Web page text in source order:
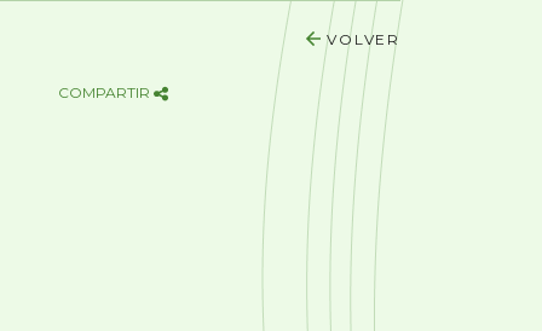
VOLVER
COMPARTIR